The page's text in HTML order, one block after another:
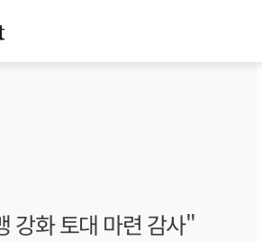
강화 토대 마련 감사"